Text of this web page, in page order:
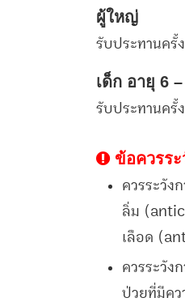
ผู้ใหญ่
รับประทานครั้
เด็ก อายุ 6
รับประทานครั้
ข้อควรร
ควรระวัง
ลิ่ม
เลือด
ควรระวัง
ป่วยที่มีคว